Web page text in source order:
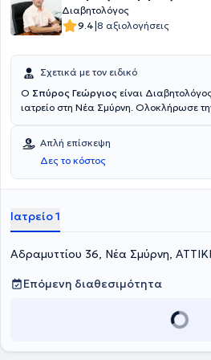
Διαβητολόγος
9.4|8 αξιολογήσεις
Σχετικά με τον ειδικό
Ο Σπύρος Γεώργιος είναι
ιατρείο στη Νέα Σμύρνη. Ολοκλήρωσε
άσκηση στο σακχαρώδη διαβήτη στο
Προπαιδευτικής Κλινικής του
Απλή επίσκεψη
Δες το κόστος
Ιατρείο 1
Αδραμυττίου 36, Νέα Σμύρνη,
Επόμενη διαθεσιμότητα